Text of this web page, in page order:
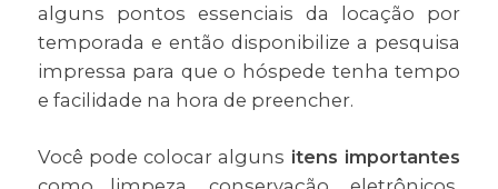
alguns pontos essenciais da locação por
temporada e então disponibilize a pesquisa
impressa para que o hóspede tenha tempo
e facilidade na hora de preencher.
Você pode colocar alguns itens importantes